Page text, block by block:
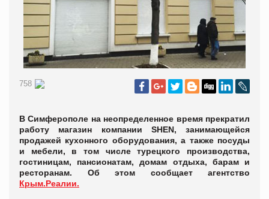
758
В Симферополе на неопределенное время прекратил
работу магазин компании SHEN, занимающейся
продажей кухонного оборудования, а также посуды
и мебели, в том числе турецкого производства,
гостиницам, пансионатам, домам отдыха, барам и
ресторанам. Об этом сообщает агентство
Крым.Реалии.